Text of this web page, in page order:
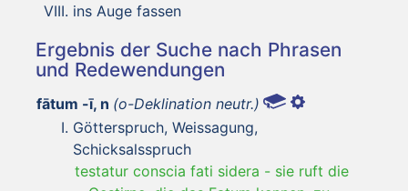
ins Auge fassen
Ergebnis der Suche nach Phrasen
und Redewendungen
fātum -ī, n (o-Deklination neutr.)
Götterspruch, Weissagung,
Schicksalsspruch
testatur conscia fati sidera - sie ruft die